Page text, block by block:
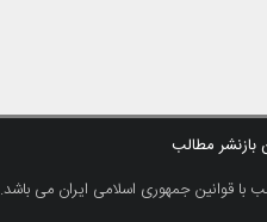
بازنشر مطالب
با قوانین جمهوری اسلامی ایران می باشد.